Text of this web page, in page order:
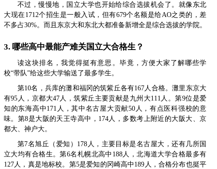
不过，慢慢地，国立大学也开始给综合选拔机会了。就像东北
大现在1712个招生是一般入试，但有679个名额是给AO之类的，差
不多占30%。而且东京大和东北大都准备新增全是综合选拔的学院。
3. 哪些高中最能产难关国立大合格生？
读这块排名，我觉得挺有意思。毕竟，方便大家了解哪些学
校“带队”给这些大学输送了最多学生。
第10名，兵库的灘和福冈的筑紫丘各有167人合格。灘里东京大
有95人，京都大47人，筑紫丘主要贡献是九州大111人。第9位是爱
知的东海高中171人，其中名古屋大贡献50人，有点医科强校的意
味。第8是大阪的天王寺高中，174人，多数考上附近的大阪大、京
都大、神户大。
第7名旭丘（爱知）178人，主要目标是名古屋大，还有几所国
立大均有合格生。第6名札幌北高中188人，北海道大学合格最多有
127人，真是地标校。第5是爱知的冈崎高中189人，合格分布也挺平